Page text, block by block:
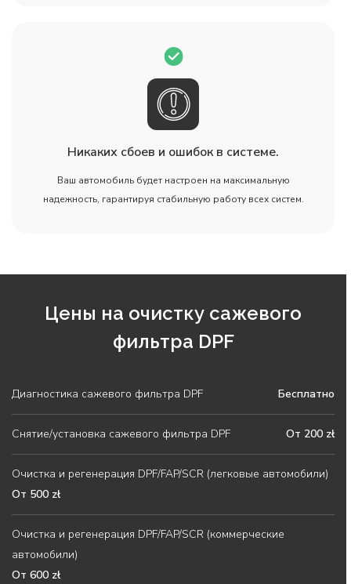
Никаких сбоев и ошибок в системе.
Ваш автомобиль будет настроен на максимальную
надежность, гарантируя стабильную работу всех систем.
Цены на очистку сажевого
фильтра DPF
Диагностика сажевого фильтра DPF Бесплатно
Снятие/установка сажевого фильтра DPF От 200 zł
Очистка и регенерация DPF/FAP/SCR (легковые автомобили)
От 500 zł
Очистка и регенерация DPF/FAP/SCR (коммерческие
автомобили)
От 600 zł